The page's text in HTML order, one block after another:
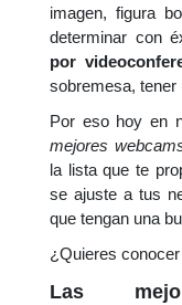
imagen, figura
determinar con
por
sobremesa, tener
Por eso hoy en
mejores
la lista que te
se ajuste a tus
que tengan una
¿Quieres
Las